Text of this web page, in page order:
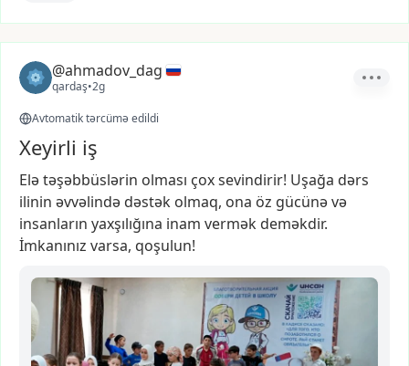
@ahmadov_dag
qardaş•2g
Avtomatik tərcümə edildi
Xeyirli iş
Elətəşəbbüslərin olması çoxsevindirir! Uşağa dərs
ilinin əvvəlində dəstək olmaq, ona öz gücünəvə
insanların yaxşılığına inam vermək deməkdir.
İmkanınız varsa, qoşulun!